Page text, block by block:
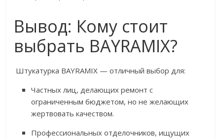
Вывод: Кому стоит
выбрать BAYRAMIX?
Штукатурка BAYRAMIX — отличный выбор для:
Частных лиц, делающих ремонт с
ограниченным бюджетом, но не желающих
жертвовать качеством.
Профессиональных отделочников, ищущих